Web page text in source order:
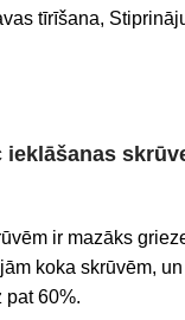
tīrīšana,
ir mazāks
koka skrūvēm,
pat 60%.